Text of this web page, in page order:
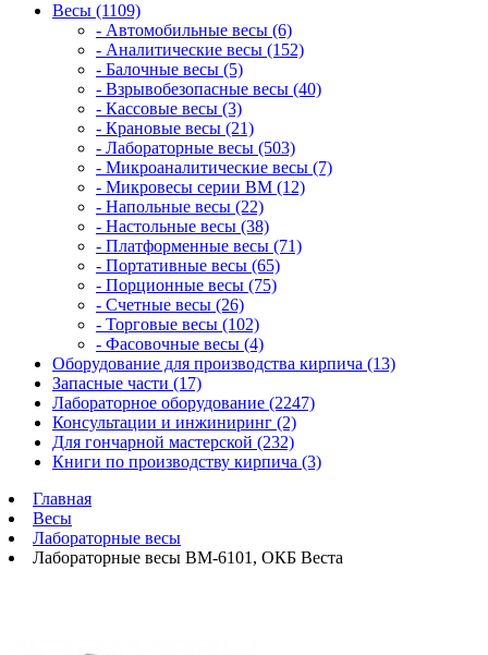
Весы (1109)
- Автомобильные весы (6)
- Аналитические весы (152)
- Балочные весы (5)
- Взрывобезопасные весы (40)
- Кассовые весы (3)
- Крановые весы (21)
- Лабораторные весы (503)
- Микроаналитические весы (7)
- Микровесы серии BM (12)
- Напольные весы (22)
- Настольные весы (38)
- Платформенные весы (71)
- Портативные весы (65)
- Порционные весы (75)
- Счетные весы (26)
- Торговые весы (102)
- Фасовочные весы (4)
Оборудование для производства кирпича (13)
Запасные части (17)
Лабораторное оборудование (2247)
Консультации и инжиниринг (2)
Для гончарной мастерской (232)
Книги по производству кирпича (3)
Главная
Весы
Лабораторные весы
Лабораторные весы ВМ-6101, ОКБ Веста